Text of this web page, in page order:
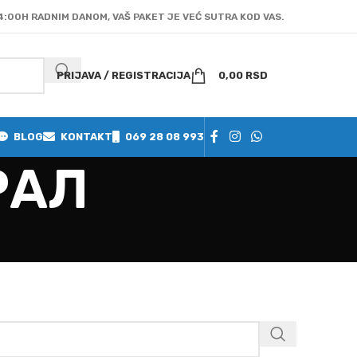
RADNIM DANOM, VAŠ PAKET JE VEĆ SUTRA KOD VAS.
PRIJAVA / REGISTRACIJA 0,00 RSD
BLOG KONTAKT 069 28 08 993